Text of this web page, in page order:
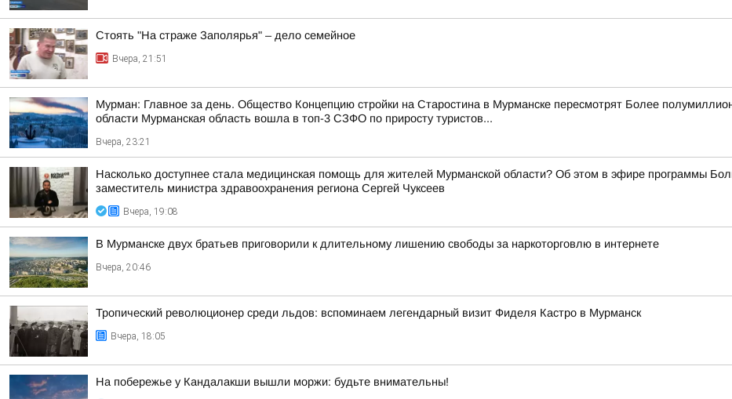
Стоять "На страже Заполярья" – дело семейное
Вчера, 21:51
Мурман: Главное за день. Общество Концепцию стройки на Старостина в Мурманске пересмотрят Более
области Мурманская область вошла в топ-3 СЗФО по приросту туристов...
Вчера, 23:21
Насколько доступнее стала медицинская помощь для жителей Мурманской области? Об этом в эфире программы
заместитель министра здравоохранения региона Сергей Чуксеев
Вчера, 19:08
В Мурманске двух братьев приговорили к длительному лишению свободы за наркоторговлю в интернете
Вчера, 20:46
Тропический революционер среди льдов: вспоминаем легендарный визит Фиделя Кастро в Мурманск
Вчера, 18:05
На побережье у Кандалакши вышли моржи: будьте внимательны!